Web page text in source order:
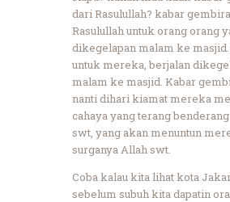
dari Rasulullah? kabar
Rasulullah untuk orang orang
dikegelapan malam ke masjid.
untuk mereka, berjalan
malam ke masjid. Kabar
nanti dihari kiamat mereka
cahaya yang terang
swt, yang akan menuntun
surganya Allah swt.
Coba kalau kita lihat kota
sebelum subuh kita dapatin